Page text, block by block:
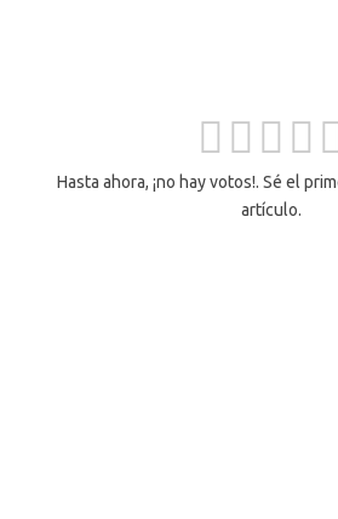
Hasta ahora, ¡no hay votos!. Sé el
artículo.